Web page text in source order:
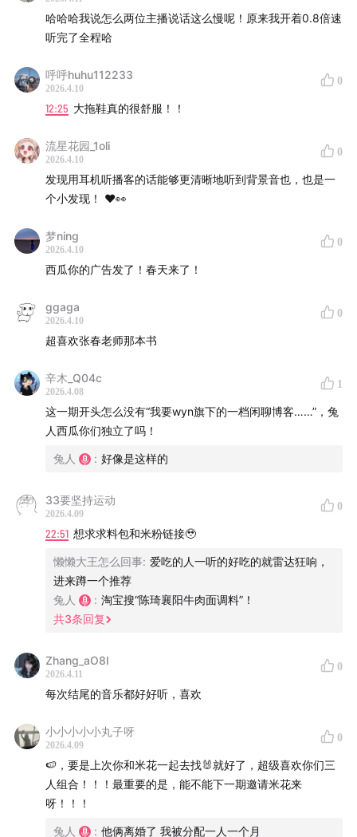
哈哈哈我说怎么两位主播说话这么慢呢！原来我开着0.8倍速
听完了全程哈
呼呼huhu112233
2026.4.10
0
12:25 大拖鞋真的很舒服！！
流星花园_1oli
2026.4.10
0
发现用耳机听播客的话能够更清晰地听到背景音也，也是一
个小发现！ ❤️👀
梦ning
2026.4.10
0
西瓜你的广告发了！春天来了！
ggaga
2026.4.10
0
超喜欢张春老师那本书
辛木_Q04c
2026.4.08
1
这一期开头怎么没有“我要wyn旗下的一档闲聊博客……”，兔
人西瓜你们独立了吗！
兔人 : 好像是这样的
33要坚持运动
2026.4.09
0
22:51 想求求料包和米粉链接🥹
懒懒大王怎么回事: 爱吃的人一听的好吃的就雷达狂响，
进来蹲一个推荐
兔人
: 淘宝搜“陈琦襄阳牛肉面调料”！
共3条回复
Zhang_aO8I
2026.4.11
0
每次结尾的音乐都好好听，喜欢
小小小小小丸子呀
2026.4.09
0
🍉，要是上次你和米花一起去找🐰就好了，超级喜欢你们三
人组合！！！最重要的是，能不能下一期邀请米花来
呀！！！
兔人 : 他俩离婚了 我被分配一人一个月